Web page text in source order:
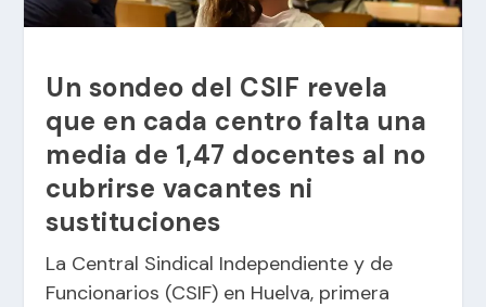
Un sondeo del CSIF revela
que en cada centro falta una
media de 1,47 docentes al no
cubrirse vacantes ni
sustituciones
La Central Sindical Independiente y de
Funcionarios (CSIF) en Huelva, primera